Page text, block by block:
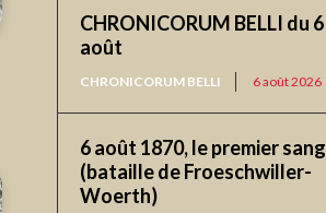
CHRONICORUM BELLI du 6
août
CHRONICORUM BELLI 6 août 2026
6 août 1870, le premier sang
(bataille de Froeschwiller-
Woerth)